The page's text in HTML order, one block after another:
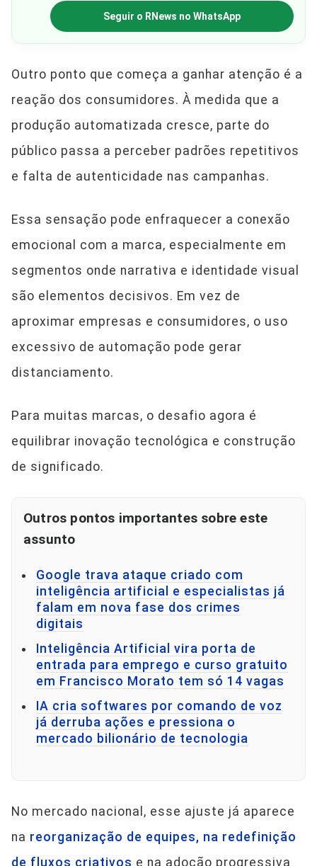
Seguir o RNews no WhatsApp
Outro ponto que começa a ganhar atenção é a
reação dos consumidores. À medida que a
produção automatizada cresce, parte do
público passa a perceber padrões repetitivos
e falta de autenticidade nas campanhas.
Essa sensação pode enfraquecer a conexão
emocional com a marca, especialmente em
segmentos onde narrativa e identidade visual
são elementos decisivos. Em vez de
aproximar empresas e consumidores, o uso
excessivo de automação pode gerar
distanciamento.
Para muitas marcas, o desafio agora é
equilibrar inovação tecnológica e construção
de significado.
Outros pontos importantes sobre este
assunto
Google trava ataque criado com
inteligência artificial e especialistas já
falam em nova fase dos crimes
digitais
Inteligência Artificial vira porta de
entrada para emprego e curso gratuito
em Francisco Morato tem só 14 vagas
IA cria softwares por comando de voz
já derruba ações e pressiona o
mercado bilionário de tecnologia
No mercado nacional, esse ajuste já aparece
na reorganização de equipes, na redefinição
de fluxos criativos e na adoção progressiva